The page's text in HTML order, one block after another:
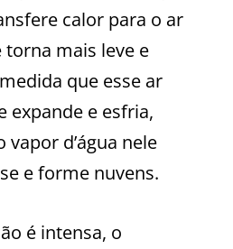
calor para o ar
torna mais leve e
que esse ar
expande e esfria,
d’água nele
e forme nuvens.
é intensa, o